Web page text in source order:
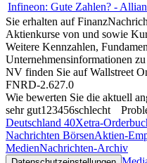
Infineon: Gute Zahlen? -
Sie erhalten auf
Aktienkurse von und sowie
Weitere Kennzahlen,
Unternehmensinformationen
NV finden Sie aufWallstreet
FNRD-2.627.0
Wie bewerten Sie die aktuell
sehr gut1 23456schlecht
Deutschland 40Xetra-
Nachrichten BörsenAktien-
MedienNachrichten-Archiv